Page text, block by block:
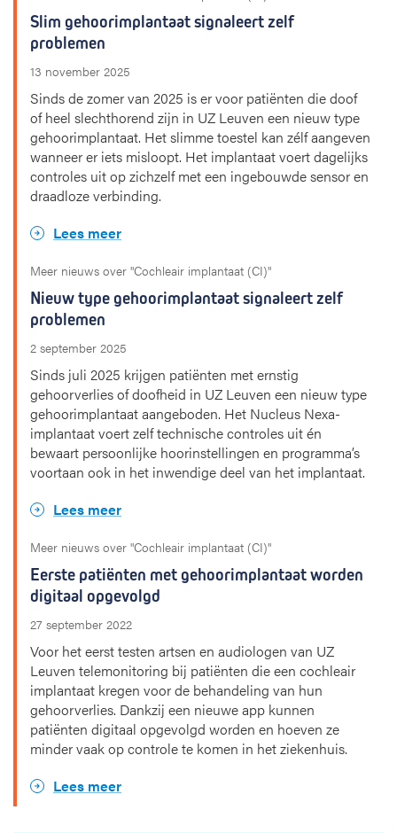
Slim gehoorimplantaat signaleert zelf
problemen
13 november 2025
Sinds de zomer van 2025 is er voor patiënten die doof
of heel slechthorend zijn in UZ Leuven een nieuw type
gehoorimplantaat. Het slimme toestel kan zélf aangeven
wanneer er iets misloopt. Het implantaat voert dagelijks
controles uit op zichzelf met een ingebouwde sensor en
draadloze verbinding.
Lees meer
Meer nieuws over "Cochleair implantaat (CI)"
Nieuw type gehoorimplantaat signaleert zelf
problemen
2 september 2025
Sinds juli 2025 krijgen patiënten met ernstig
gehoorverlies of doofheid in UZ Leuven een nieuw type
gehoorimplantaat aangeboden. Het Nucleus Nexa-
implantaat voert zelf technische controles uit én
bewaart persoonlijke hoorinstellingen en programma’s
voortaan ook in het inwendige deel van het implantaat.
Lees meer
Meer nieuws over "Cochleair implantaat (CI)"
Eerste patiënten met gehoorimplantaat worden
digitaal opgevolgd
27 september 2022
Voor het eerst testen artsen en audiologen van UZ
Leuven telemonitoring bij patiënten die een cochleair
implantaat kregen voor de behandeling van hun
gehoorverlies. Dankzij een nieuwe app kunnen
patiënten digitaal opgevolgd worden en hoeven ze
minder vaak op controle te komen in het ziekenhuis.
Lees meer